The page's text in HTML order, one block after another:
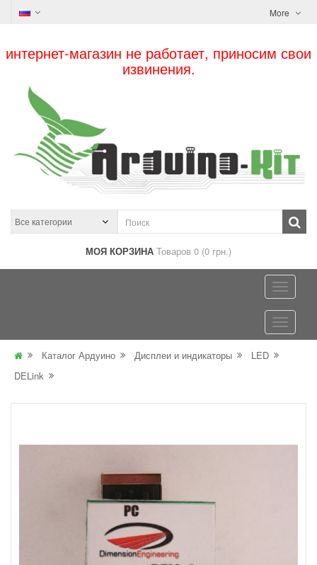
More
интернет-магазин не работает, приносим свои
извинения.
МОЯ КОРЗИНА Товаров 0 (0 грн.)
Каталог Ардуино Дисплеи и индикаторы
LED
DELink